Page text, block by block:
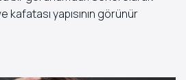
kafatası yapısının görünür